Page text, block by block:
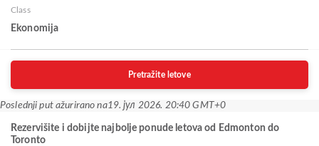
Class
Ekonomija
Pretražite letove
Poslednji put ažurirano na19. јул 2026. 20:40 GMT+0
Rezervišite i dobijte najbolje ponude letova od Edmonton do
Toronto